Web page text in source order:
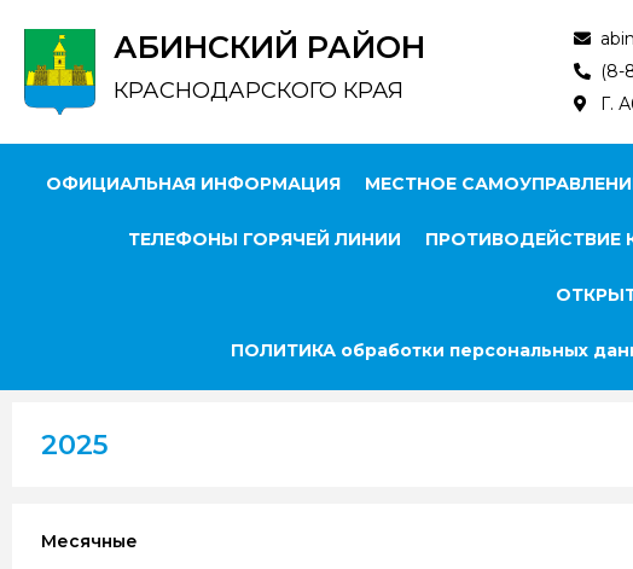
АБИНСКИЙ РАЙОН
КРАСНОДАРСКОГО КРАЯ
(8-
Г.
ОФИЦИАЛЬНАЯ ИНФОРМАЦИЯ МЕСТНОЕ
ТЕЛЕФОНЫ ГОРЯЧЕЙ ЛИНИИ ПРОТИВОДЕЙСТВИЕ
ПОЛИТИКА обработки персональных
2025
Месячные